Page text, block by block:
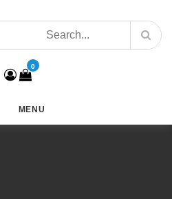
0
MENU